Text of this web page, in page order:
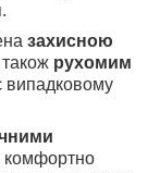
захисною
також рухомим
випадковому
комфортно